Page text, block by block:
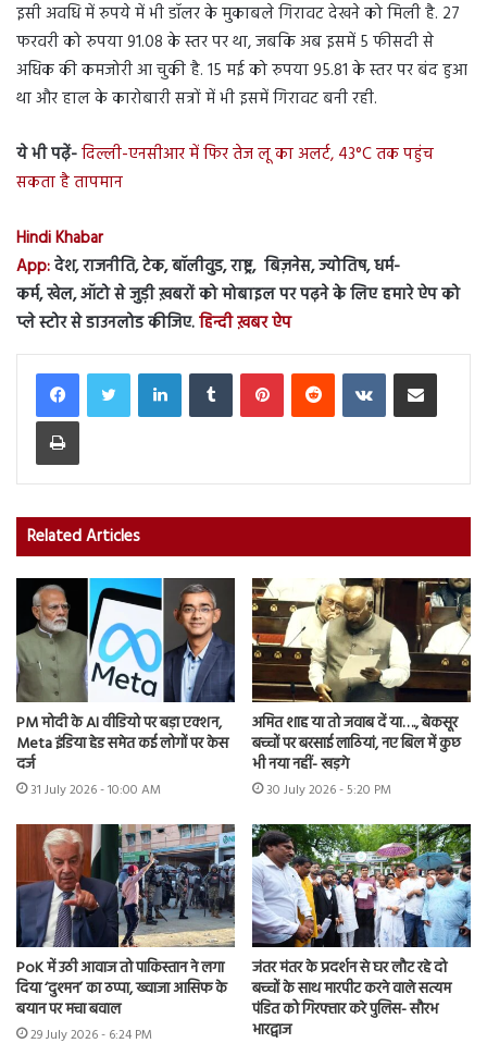
इसी अवधि में रुपये में भी डॉलर के मुकाबले गिरावट देखने को मिली है. 27
फरवरी को रुपया 91.08 के स्तर पर था, जबकि अब इसमें 5 फीसदी से
अधिक की कमजोरी आ चुकी है. 15 मई को रुपया 95.81 के स्तर पर बंद हुआ
था और हाल के कारोबारी सत्रों में भी इसमें गिरावट बनी रही.
ये भी पढ़ें-दिल्ली-एनसीआर में फिर तेज लू का अलर्ट, 43°C तक पहुंच
सकता है तापमान
Hindi Khabar
App:देश, राजनीति, टेक, बॉलीवुड, राष्ट्र, बिज़नेस, ज्योतिष, धर्म-
कर्म, खेल, ऑटो से जुड़ी ख़बरों को मोबाइल पर पढ़ने के लिए हमारे ऐप को
प्ले स्टोर से डाउनलोड कीजिए.हिन्दी ख़बर ऐप
LinkedInTumblr PinterestReddit VKontakteShare via Email
Print
Related Articles
PM मोदी के AI वीडियो पर बड़ा एक्शन,
Meta इंडिया हेड समेत कई लोगों पर केस
दर्ज
31 July 2026 - 10:00 AM
अमित शाह या तो जवाब दें या…., बेकसूर
बच्चों पर बरसाई लाठियां, नए बिल में कुछ
भी नया नहीं- खड़गे
30 July 2026 - 5:20 PM
PoK में उठी आवाज तो पाकिस्तान ने लगा
दिया ‘दुश्मन’ का ठप्पा, ख्वाजा आसिफ के
बयान पर मचा बवाल
29 July 2026 - 6:24 PM
जंतर मंतर के प्रदर्शन से घर लौट रहे दो
बच्चों के साथ मारपीट करने वाले सत्यम
पंडित को गिरफ्तार करे पुलिस- सौरभ
भारद्वाज